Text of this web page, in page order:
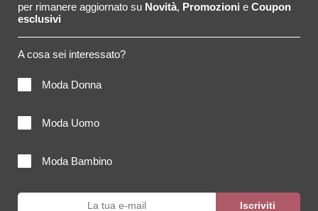
per rimanere aggiornato su Novità, Promozioni e Coupon
esclusivi
A cosa sei interessato?
Moda Donna
Moda Uomo
Moda Bambino